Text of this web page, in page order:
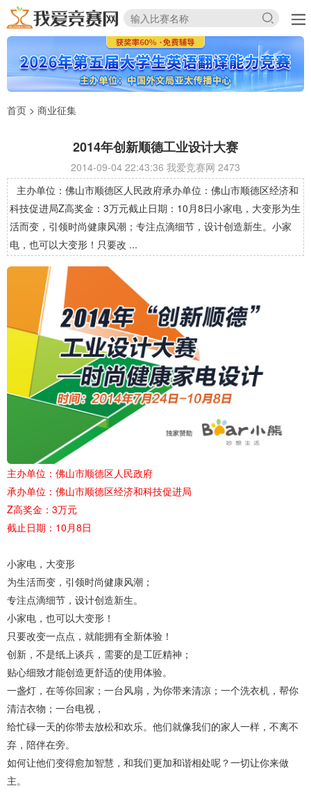
首页 > 商业征集
2014年创新顺德工业设计大赛
2014-09-04 22:43:36 我爱竞赛网 2473
主办单位：佛山市顺德区人民政府承办单位：佛山市顺德区经济和
科技促进局Z高奖金：3万元截止日期：10月8日小家电，大变形为生
活而变，引领时尚健康风潮；专注点滴细节，设计创造新生。小家
电，也可以大变形！只要改 ...
主办单位：佛山市顺德区人民政府
承办单位：佛山市顺德区经济和科技促进局
Z高奖金：3万元
截止日期： 10月8日
小家电，大变形
为生活而变，引领时尚健康风潮；
专注点滴细节，设计创造新生。
小家电，也可以大变形！
只要改变一点点，就能拥有全新体验！
创新，不是纸上谈兵，需要的是工匠精神；
贴心细致才能创造更舒适的使用体验。
一盏灯，在等你回家；一台风扇，为你带来清凉；一个洗衣机，帮你
清洁衣物；一台电视，
给忙碌一天的你带去放松和欢乐。他们就像我们的家人一样，不离不
弃，陪伴在旁。
如何让他们变得愈加智慧，和我们更加和谐相处呢？一切让你来做
主。